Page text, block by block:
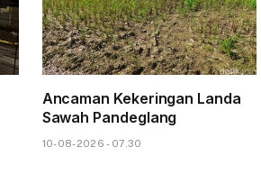
Ancaman Kekeringan Landa
Sawah Pandeglang
10-08-2026 - 07.30